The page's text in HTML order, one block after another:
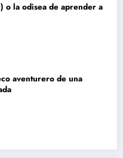
o la odisea de aprender a
aventurero de una